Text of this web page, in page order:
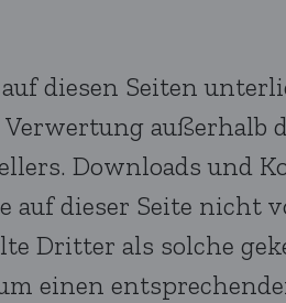
diesen Seiten
außerhalb
Downloads und
dieser Seite nicht
Dritter als solche
einen